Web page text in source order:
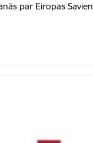
par Eiropas